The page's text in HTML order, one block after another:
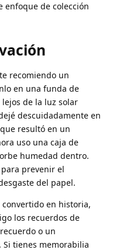
enfoque de colección
recomiendo un
en una funda de
de la luz solar
descuidadamente en
resultó en un
uso una caja de
humedad dentro.
prevenir el
del papel.
convertido en historia,
los recuerdos de
o un
tienes memorabilia